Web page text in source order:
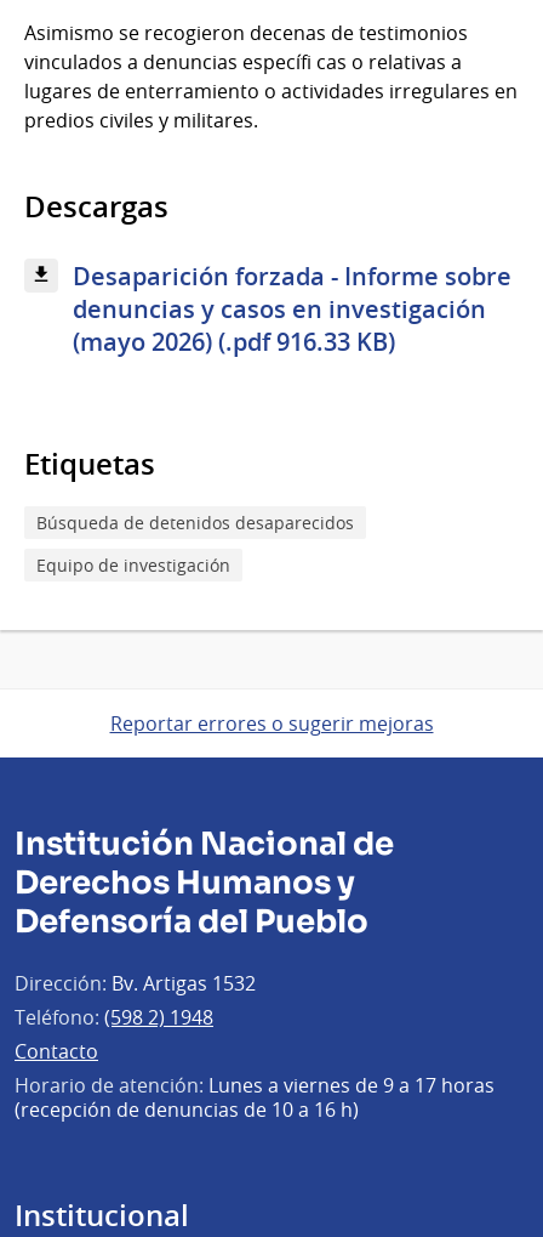
Asimismo se recogieron decenas de testimonios
vinculados a denuncias específi cas o relativas a
lugares de enterramiento o actividades irregulares en
predios civiles y militares.
Descargas
Desaparición forzada - Informe sobre
denuncias y casos en investigación
(mayo 2026) (.pdf 916.33 KB)
Etiquetas
Búsqueda de detenidos desaparecidos
Equipo de investigación
Reportar errores o sugerir mejoras
Institución Nacional de
Derechos Humanos y
Defensoría del Pueblo
Dirección: Bv. Artigas 1532
Teléfono: (598 2) 1948
Contacto
Horario de atención: Lunes a viernes de 9 a 17 horas
(recepción de denuncias de 10 a 16 h)
Institucional